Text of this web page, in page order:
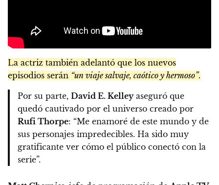
La actriz también adelantó que los nuevos
episodios serán “un viaje salvaje, caótico y hermoso”.
Por su parte, David E. Kelleyaseguró que
quedó cautivado por el universo creado por
Rufi Thorpe: “Me enamoré de este mundo y de
sus personajes impredecibles. Ha sido muy
gratificante ver cómo el público conectó con la
serie”.